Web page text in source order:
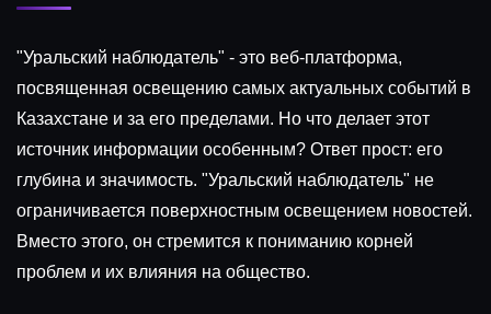
"Уральский наблюдатель" - это веб-платформа,
посвященная освещению самых актуальных событий в
Казахстане и за его пределами. Но что делает этот
источник информации особенным? Ответ прост: его
глубина и значимость. "Уральский наблюдатель" не
ограничивается поверхностным освещением новостей.
Вместо этого, он стремится к пониманию корней
проблем и их влияния на общество.